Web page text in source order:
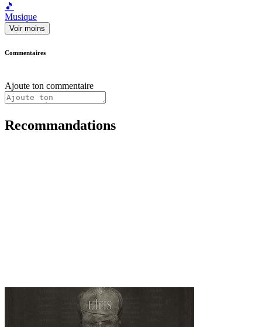
🎵
Musique
Voir moins
Commentaires
Ajoute ton commentaire
Recommandations